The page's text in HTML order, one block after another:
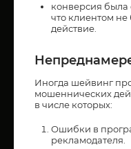
конверсия была
что клиентом
действие.
Иногда шейвинг
мошеннических
в числе которых:
Ошибки в
рекламодателя.